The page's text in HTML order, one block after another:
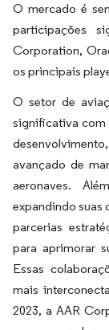
O mercado é
participações
Corporation,
os principais
O setor de
significativa com
avançado de
aeronaves.
expandindo suas
parcerias
para aprimorar
Essas
mais
2023, a AAR